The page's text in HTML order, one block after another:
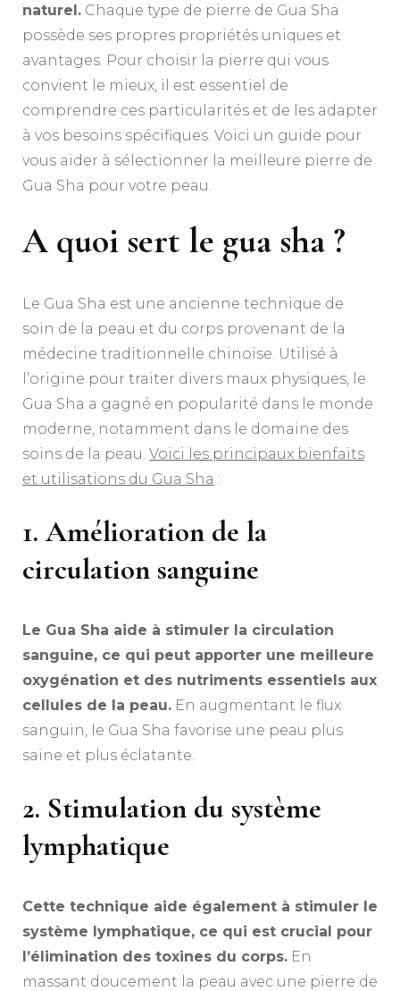
naturel. Chaque type de pierre de Gua Sha
possède ses propres propriétés uniques et
avantages. Pour choisir la pierre qui vous
convient le mieux, il est essentiel de
comprendre ces particularités et de les adapter
à vos besoins spécifiques. Voici un guide pour
vous aider à sélectionner la meilleure pierre de
Gua Sha pour votre peau.
A quoi sert le gua sha ?
Le Gua Sha est une ancienne technique de
soin de la peau et du corps provenant de la
médecine traditionnelle chinoise. Utilisé à
l’origine pour traiter divers maux physiques, le
Gua Sha a gagné en popularité dans le monde
moderne, notamment dans le domaine des
soins de la peau. Voici les principaux bienfaits
et utilisations du Gua Sha :
1. Amélioration de la
circulation sanguine
Le Gua Sha aide à stimuler la circulation
sanguine, ce qui peut apporter une meilleure
oxygénation et des nutriments essentiels aux
cellules de la peau. En augmentant le flux
sanguin, le Gua Sha favorise une peau plus
saine et plus éclatante.
2. Stimulation du système
lymphatique
Cette technique aide également à stimuler le
système lymphatique, ce qui est crucial pour
l’élimination des toxines du corps. En
massant doucement la peau avec une pierre de